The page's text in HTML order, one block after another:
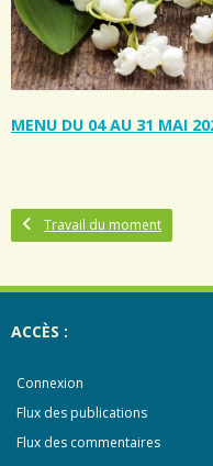
MENU DU 04 AU 31 MAI
Travail du moment
ACCÈS :
Connexion
Flux des publications
Flux des commentaires